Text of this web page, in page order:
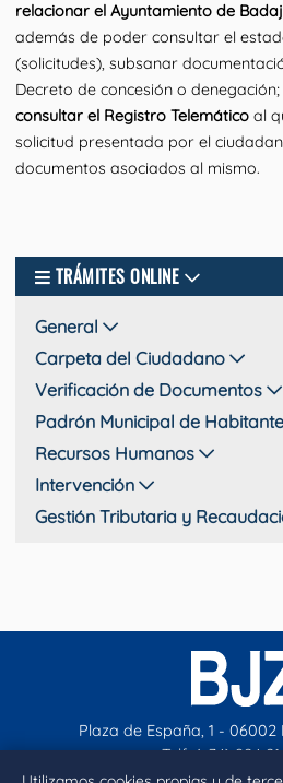
relacionar el Ayuntamiento de
además de poder consultar el
(solicitudes), subsanar
Decreto de concesión o
consultar el Registro Telemáticoal
solicitud presentada por el
documentos asociados al mismo.
TRÁMITES ONLINE
General
Carpeta del Ciudadano
Verificación de Documentos
Padrón Municipal de
Recursos Humanos
Intervención
Gestión Tributaria y
Plaza de España, 1 -
Telf. (+34) 924